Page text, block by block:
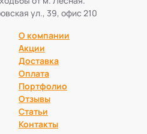
ул., 39, офис 210
О компании
Акции
Доставка
Оплата
Портфолио
Отзывы
Статьи
Контакты